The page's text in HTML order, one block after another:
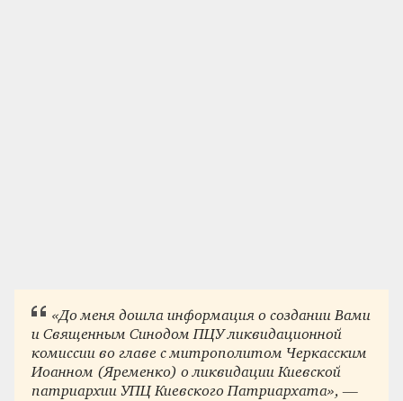
«До меня дошла информация о создании Вами
и Священным Синодом ПЦУ ликвидационной
комиссии во главе с митрополитом Черкасским
Иоанном (Яременко) о ликвидации Киевской
патриархии УПЦ Киевского Патриархата», —